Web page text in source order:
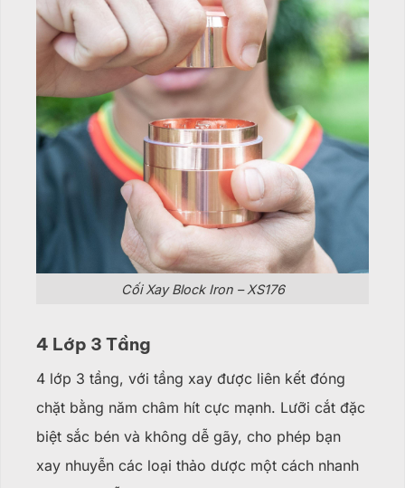
Cối Xay Block Iron – XS176
4 Lớp 3 Tầng
4 lớp 3 tầng, với tầng xay được liên kết đóng
chặt bằng năm châm hít cực mạnh. Lưỡi cắt đặc
biệt sắc bén và không dễ gãy, cho phép bạn
xay nhuyễn các loại thảo dược một cách nhanh